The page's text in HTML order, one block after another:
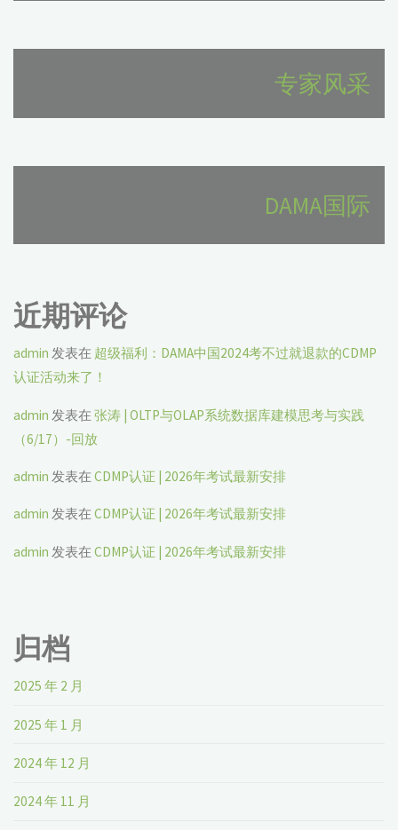
专家风采
DAMA国际
近期评论
admin 发表在 超级福利：DAMA中国2024考不过就退款的CDMP
认证活动来了！
admin 发表在张涛 | OLTP与OLAP系统数据库建模思考与实践
（6/17）-回放
admin 发表在CDMP认证 | 2026年考试最新安排
admin 发表在CDMP认证 | 2026年考试最新安排
admin 发表在CDMP认证 | 2026年考试最新安排
归档
2025 年 2 月
2025 年 1 月
2024 年 12 月
2024 年 11 月